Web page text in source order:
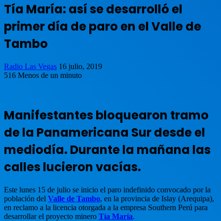
Tía María: así se desarrolló el
primer día de paro en el Valle de
Tambo
Radio Las Vegas 16 julio, 2019
516 Menos de un minuto
Manifestantes bloquearon tramo
de la Panamericana Sur desde el
mediodía. Durante la mañana las
calles lucieron vacías.
Este lunes 15 de julio se inicio el paro indefinido convocado por la
población del Valle de Tambo, en la provincia de Islay (Arequipa),
en reclamo a la licencia otorgada a la empresa Southern Perú para
desarrollar el proyecto minero Tía María.